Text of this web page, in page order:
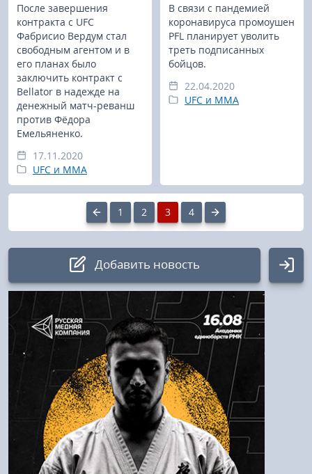
После завершения
контракта с UFC
Фабрисио Вердум стал
свободным агентом и в
его планах было
заключить контракт с
Bellator в надежде на
денежный матч-реванш
против Фёдора
Емельяненко.
17.11.2020
UFC и MMA
В связи с пандемией
коронавируса промоушен
PFL планирует уволить
треть подписанных
бойцов.
22.04.2020
UFC и MMA
1 2 3 4
Добавить новость
Авторизация
Логин:
Пароль
Войти